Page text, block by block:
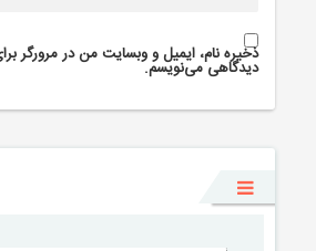
ذخیره نام، ایمیل و وبسایت من در مرورگر
دیدگاهی می‌نویسم.